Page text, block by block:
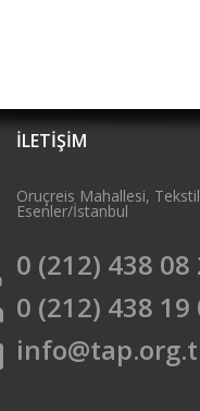
İLETİŞİM
Oruçreis Mahallesi,
Esenler/İstanbul
0 (212) 438 08
0 (212) 438 19